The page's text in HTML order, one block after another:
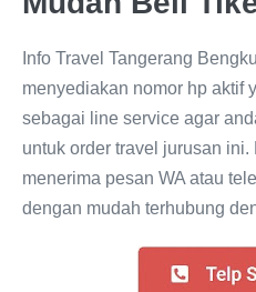
Info Travel Tangerang
menyediakan nomor hp aktif
sebagai line service agar
untuk order travel jurusan
menerima pesan WA atau
dengan mudah terhubung